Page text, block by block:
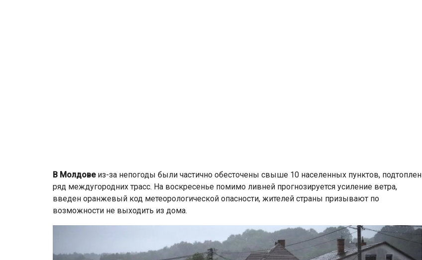
В Молдовеиз-за непогоды были частично обесточены свыше 10 населенных пунктов, подтоплен
ряд междугородних трасс. На воскресенье помимо ливней прогнозируется усиление ветра,
введен оранжевый код метеорологической опасности, жителей страны призывают по
возможности не выходить из дома.